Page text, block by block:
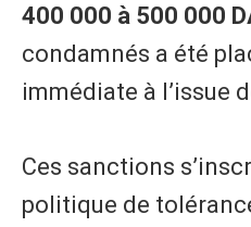
400 000 à 500 000
condamnés a été
immédiate à l’issue
Ces sanctions
politique de